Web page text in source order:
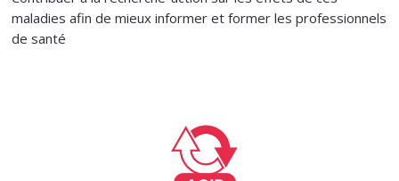
maladies afin de mieux informer et former les professionnels
de santé